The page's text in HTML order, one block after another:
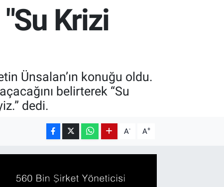
"Su Krizi
Ünsalan’ın konuğu oldu.
belirterek “Su
dedi.
A- A+